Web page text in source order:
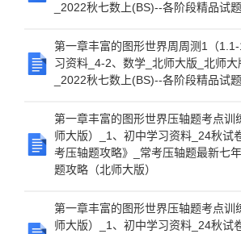
_2022秋七数上(BS)--各阶段精品试
第一章丰富的图形世界周周测1（
习资料_4-2、数学_北师大版_北师大
_2022秋七数上(BS)--各阶段精品试
第一章丰富的图形世界压轴题考点训
师大版）_1、初中学习资料_24秋试
考压轴题攻略》_常考压轴题最新七
题攻略（北师大版）
第一章丰富的图形世界压轴题考点训
师大版）_1、初中学习资料_24秋试